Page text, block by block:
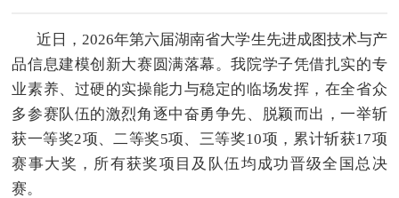
近日，2026年第六届湖南省大学生先进成图技术与产
品信息建模创新大赛圆满落幕。我院学子凭借扎实的专
业素养、过硬的实操能力与稳定的临场发挥，在全省众
多参赛队伍的激烈角逐中奋勇争先、脱颖而出，一举斩
获一等奖2项、二等奖5项、三等奖10项，累计斩获17项
赛事大奖，所有获奖项目及队伍均成功晋级全国总决
赛。